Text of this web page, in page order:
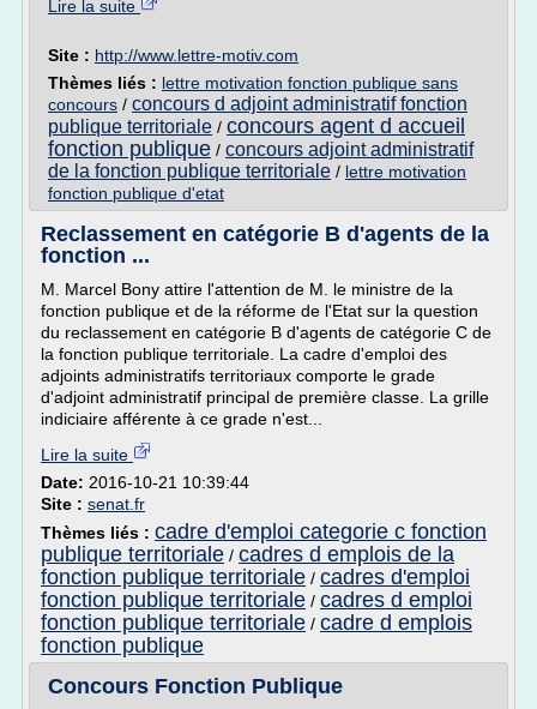
Lire la suite
Site : http://www.lettre-motiv.com
Thèmes liés : lettre motivation fonction publique sans
concours / concours d adjoint administratif fonction
publique territoriale / concours agent d accueil
fonction publique / concours adjoint administratif
de la fonction publique territoriale / lettre motivation
fonction publique d'etat
Reclassement en catégorie B d'agents de la
fonction ...
M. Marcel Bony attire l'attention de M. le ministre de la
fonction publique et de la réforme de l'Etat sur la question
du reclassement en catégorie B d'agents de catégorie C de
la fonction publique territoriale. La cadre d'emploi des
adjoints administratifs territoriaux comporte le grade
d'adjoint administratif principal de première classe. La grille
indiciaire afférente à ce grade n'est...
Lire la suite
Date: 2016-10-21 10:39:44
Site : senat.fr
Thèmes liés : cadre d'emploi categorie c fonction
publique territoriale / cadres d emplois de la
fonction publique territoriale / cadres d'emploi
fonction publique territoriale / cadres d emploi
fonction publique territoriale / cadre d emplois
fonction publique
Concours Fonction Publique